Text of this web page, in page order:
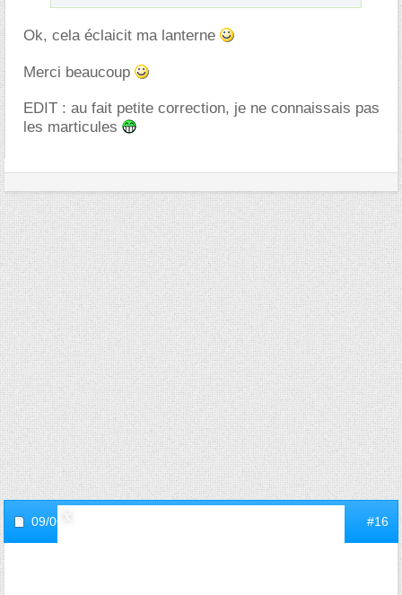
Ok, cela éclaicit ma lanterne
Merci beaucoup
EDIT : au fait petite correction, je ne connaissais pas
les marticules
09/06/2006, #16